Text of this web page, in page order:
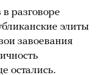
разговоре
элиты
завоевания
остались.